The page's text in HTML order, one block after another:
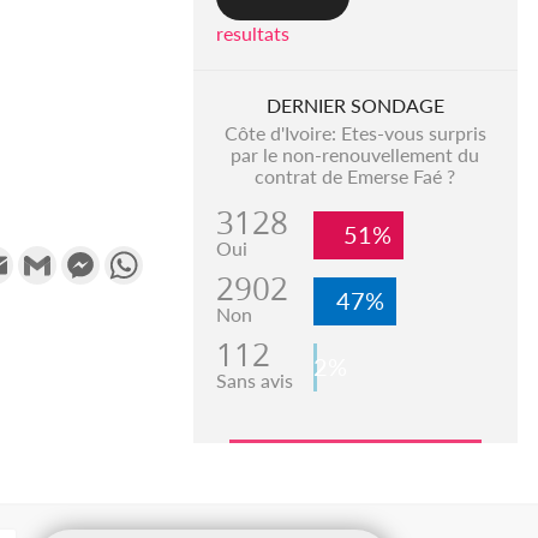
Email Gmail MessengerWhatsApp
resultats
DERNIER SONDAGE
Côte d'Ivoire: Etes-vous surpris
par le non-renouvellement du
contrat de Emerse Faé ?
3128
Oui 51%
2902
Non 47%
112
Sans avis 2%